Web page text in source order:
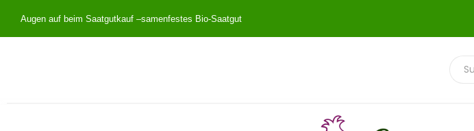
Augen auf beim Saatgutkauf –samenfestes Bio-Saatgut